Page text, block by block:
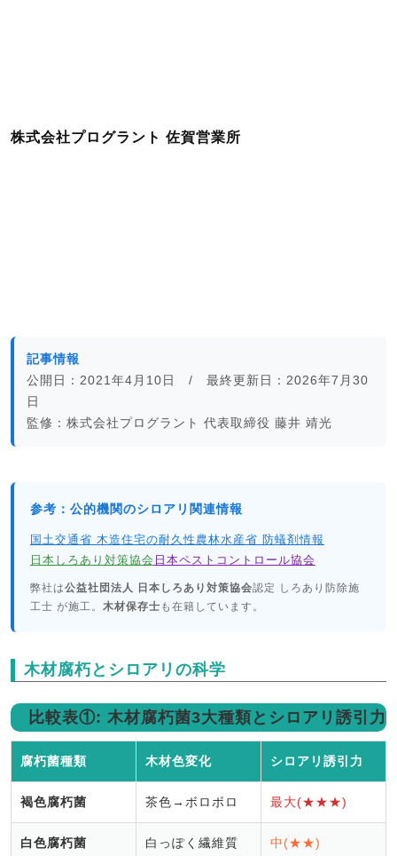
株式会社プログラント 佐賀営業所
記事情報
公開日：2021年4月10日 / 最終更新日：2026年7月30
日
監修：株式会社プログラント 代表取締役 藤井 靖光
参考：公的機関のシロアリ関連情報
国土交通省 木造住宅の耐久性 農林水産省 防蟻剤情報
日本しろあり対策協会 日本ペストコントロール協会
弊社は公益社団法人 日本しろあり対策協会認定 しろあり防除施
工士 が施工。 木材保存士 も在籍しています。
木材腐朽とシロアリの科学
比較表①: 木材腐朽菌3大種類とシロアリ誘引力
腐朽菌種類 木材色変化 シロアリ誘引力
褐色腐朽菌 茶色→ボロボロ 最大(★★★)
白色腐朽菌 白っぽく繊維質 中(★★)